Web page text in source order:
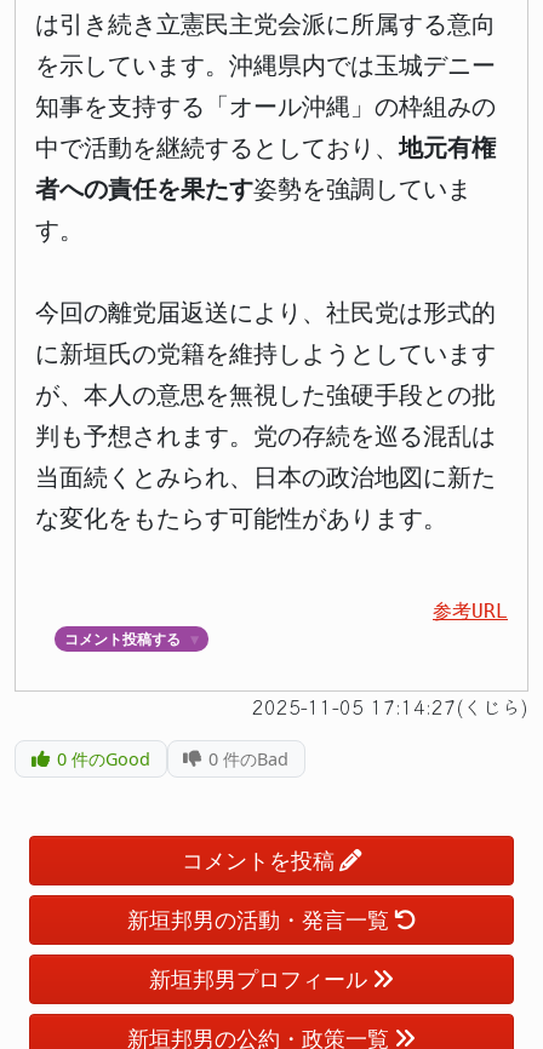
は引き続き立憲民主党会派に所属する意向
を示しています。沖縄県内では玉城デニー
知事を支持する「オール沖縄」の枠組みの
中で活動を継続するとしており、地元有権
者への責任を果たす姿勢を強調していま
す。
今回の離党届返送により、社民党は形式的
に新垣氏の党籍を維持しようとしています
が、本人の意思を無視した強硬手段との批
判も予想されます。党の存続を巡る混乱は
当面続くとみられ、日本の政治地図に新た
な変化をもたらす可能性があります。
参考URL
コメント投稿する ▼
2025-11-05 17:14:27(くじら)
0件のGood 0 件のBad
コメントを投稿
新垣邦男の活動・発言一覧
新垣邦男プロフィール
新垣邦男の公約・政策一覧